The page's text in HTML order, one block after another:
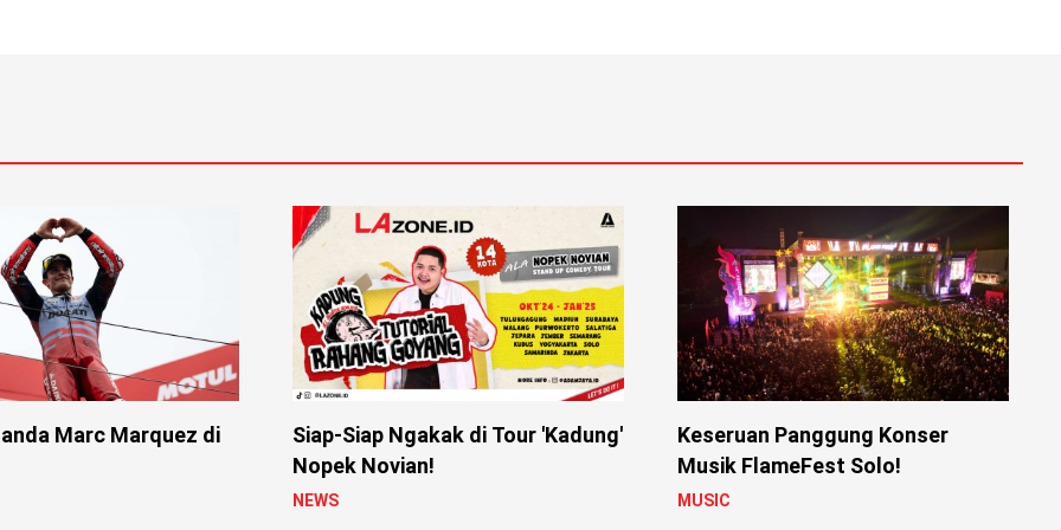
Marc Marquez di
Siap-Siap Ngakak di Tour 'Kadung'
Nopek Novian!
NEWS
Keseruan Panggung Konser
Musik FlameFest Solo!
MUSIC